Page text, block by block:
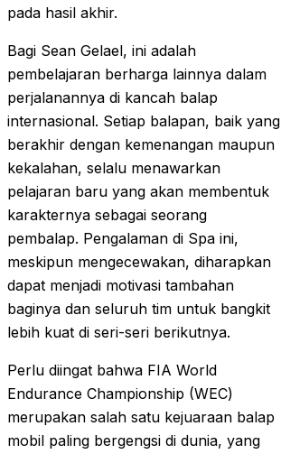
pada hasil akhir.
Bagi Sean Gelael, ini adalah
pembelajaran berharga lainnya dalam
perjalanannya di kancah balap
internasional. Setiap balapan, baik yang
berakhir dengan kemenangan maupun
kekalahan, selalu menawarkan
pelajaran baru yang akan membentuk
karakternya sebagai seorang
pembalap. Pengalaman di Spa ini,
meskipun mengecewakan, diharapkan
dapat menjadi motivasi tambahan
baginya dan seluruh tim untuk bangkit
lebih kuat di seri-seri berikutnya.
Perlu diingat bahwa FIA World
Endurance Championship (WEC)
merupakan salah satu kejuaraan balap
mobil paling bergengsi di dunia, yang